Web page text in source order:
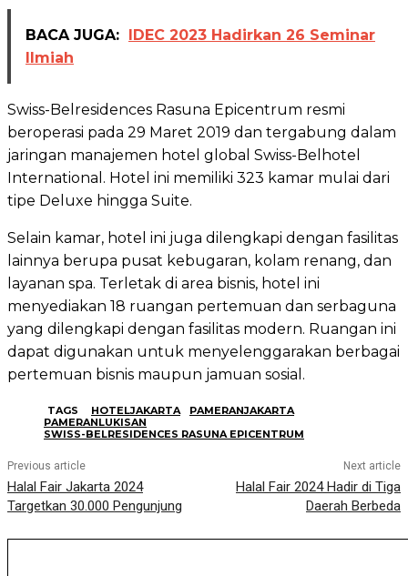
BACA JUGA: IDEC 2023 Hadirkan 26 Seminar
Ilmiah
Swiss-Belresidences Rasuna Epicentrum resmi
beroperasi pada 29 Maret 2019 dan tergabung dalam
jaringan manajemen hotel global Swiss-Belhotel
International. Hotel ini memiliki 323 kamar mulai dari
tipe Deluxe hingga Suite.
Selain kamar, hotel ini juga dilengkapi dengan fasilitas
lainnya berupa pusat kebugaran, kolam renang, dan
layanan spa. Terletak di area bisnis, hotel ini
menyediakan 18 ruangan pertemuan dan serbaguna
yang dilengkapi dengan fasilitas modern. Ruangan ini
dapat digunakan untuk menyelenggarakan berbagai
pertemuan bisnis maupun jamuan sosial.
TAGS HOTELJAKARTA
PAMERANJAKARTA
PAMERANLUKISAN
SWISS-BELRESIDENCES RASUNA EPICENTRUM
Previous article
Halal Fair Jakarta 2024
Targetkan 30.000 Pengunjung
Next article
Halal Fair 2024 Hadir di Tiga
Daerah Berbeda